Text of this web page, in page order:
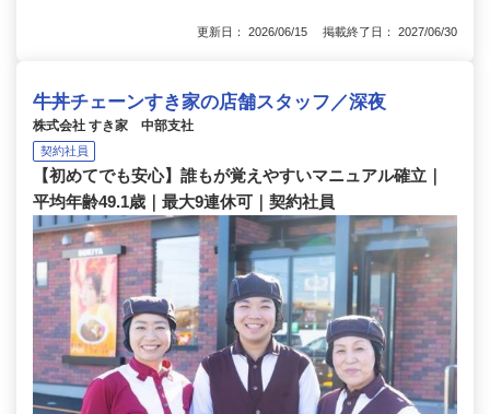
更新日： 2026/06/15 掲載終了日： 2027/06/30
牛丼チェーンすき家の店舗スタッフ／深夜
株式会社 すき家 中部支社
契約社員
【初めてでも安心】誰もが覚えやすいマニュアル確立｜
平均年齢49.1歳｜最大9連休可｜契約社員